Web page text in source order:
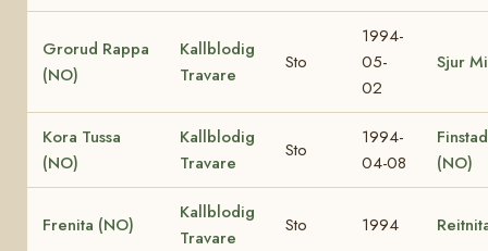
Grorud Rappa
(NO)
Kallblodig
Travare
Sto
1994-
05-
02
Sjur
Kora Tussa
(NO)
Kallblodig
Travare
Sto
1994-
04-08
(NO)
Frenita (NO)
Kallblodig
Travare
Sto 1994